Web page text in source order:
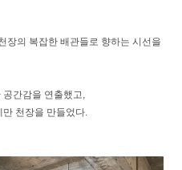
장의 복잡한 배관들로 향하는 시선을
간감을 연출했고,
천장을 만들었다.